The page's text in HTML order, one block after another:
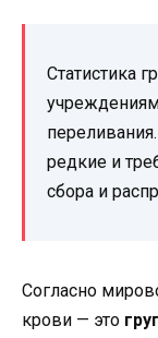
Статистика
редкие и
сбора и
Согласно
крови — это